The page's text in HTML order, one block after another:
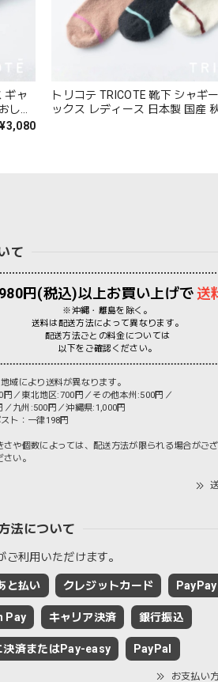
ギャ
しゃ
産 日
¥3,080
トリコテ TRICOTE 靴下 シャギ
ックス レディース 日本製 国産
て
円(税込)以上お買い上げで送
※沖縄・離島を除く。
送料は配送方法によって異なります。
配送方法ごとの料金については
以下をご確認ください。
域により送料が異なります。
／東北地区:700円／その他本州:500円／
九州:500円／沖縄県:1,000円
ト：一律198円
や個数によっては、配送方法が限られる場合がご
い。
法について
ご利用いただけます。
と払い クレジットカード PayPay
Pay キャリア決済 銀行振込
決済またはPay-easy PayPal
お支払い